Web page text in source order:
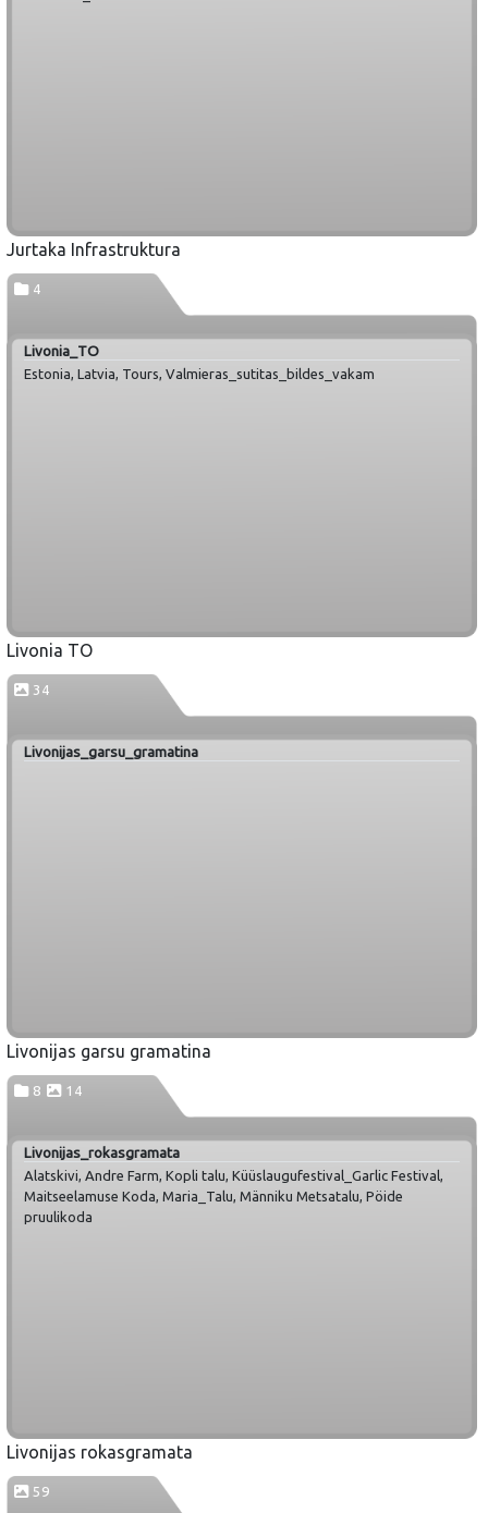
Jurtaka Infrastruktura
4
Livonia_TO
Estonia, Latvia, Tours, Valmieras_sutitas_bildes_vakam
Livonia TO
34
Livonijas_garsu_gramatina
Livonijas garsu gramatina
8 14
Livonijas_rokasgramata
Alatskivi, Andre Farm, Kopli talu, Küüslaugufestival_Garlic Festival,
Maitseelamuse Koda, Maria_Talu, Männiku Metsatalu, Pöide
pruulikoda
Livonijas rokasgramata
59